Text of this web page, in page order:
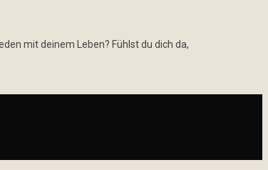
mit deinem Leben? Fühlst du dich da,